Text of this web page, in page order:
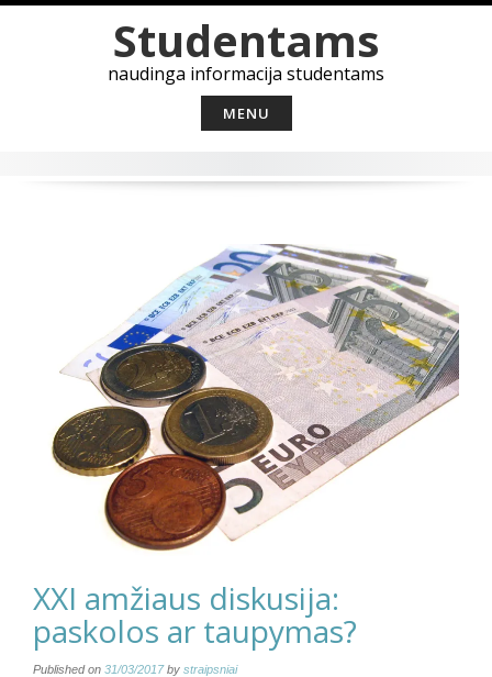
Studentams
naudinga informacija studentams
MENU
XXI amžiaus diskusija:
paskolos ar taupymas?
Published on 31/03/2017by straipsniai